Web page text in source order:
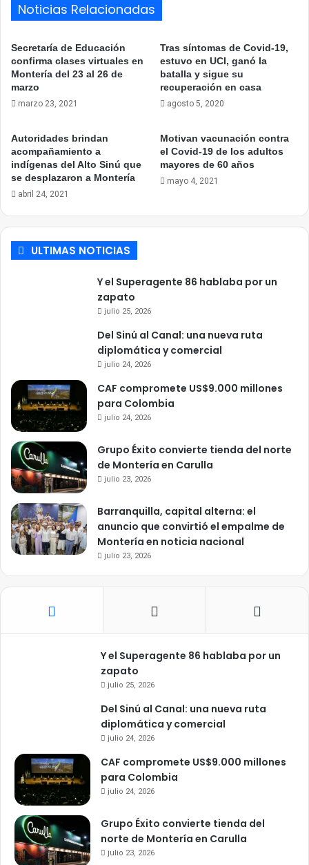
Noticias Relacionadas
Secretaría de Educación
confirma clases virtuales en
Montería del 23 al 26 de
marzo
marzo 23, 2021
Tras síntomas de Covid-19,
estuvo en UCI, ganó la
batalla y sigue su
recuperación en casa
agosto 5, 2020
Autoridades brindan
acompañamiento a
indígenas del Alto Sinú que
se desplazaron a Montería
abril 24, 2021
Motivan vacunación contra
el Covid-19 de los adultos
mayores de 60 años
mayo 4, 2021
ULTIMAS NOTICIAS
Y el Superagente 86 hablaba por un
zapato
julio 25, 2026
Del Sinú al Canal: una nueva ruta
diplomática y comercial
julio 24, 2026
CAF compromete US$9.000 millones
para Colombia
julio 24, 2026
Grupo Éxito convierte tienda del norte
de Montería en Carulla
julio 23, 2026
Barranquilla, capital alterna: el
anuncio que convirtió el empalme de
Montería en noticia nacional
julio 23, 2026
Y el Superagente 86 hablaba por un
zapato
julio 25, 2026
Del Sinú al Canal: una nueva ruta
diplomática y comercial
julio 24, 2026
CAF compromete US$9.000 millones
para Colombia
julio 24, 2026
Grupo Éxito convierte tienda del
norte de Montería en Carulla
julio 23, 2026